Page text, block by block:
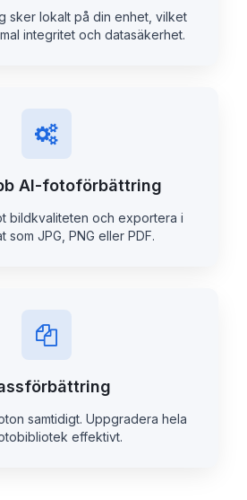
sker lokalt på din enhet, vilket
integritet och datasäkerhet.
AI-fotoförbättring
bildkvaliteten och exportera i
som JPG, PNG eller PDF.
samtidigt. Uppgradera hela
effektivt.